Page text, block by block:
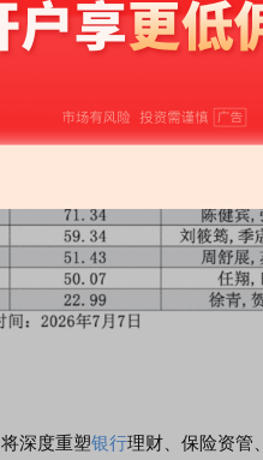
深度重塑银行理财、保险资管、